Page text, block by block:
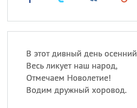
В этот дивный день осенний
Весь ликует наш народ,
Отмечаем Новолетие!
Водим дружный хоровод.